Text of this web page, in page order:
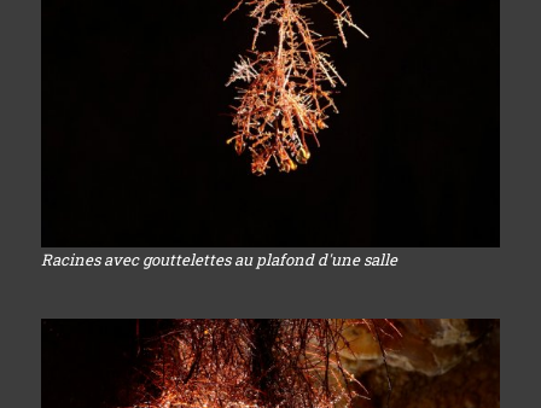
Racines avec gouttelettes au plafond d'une salle